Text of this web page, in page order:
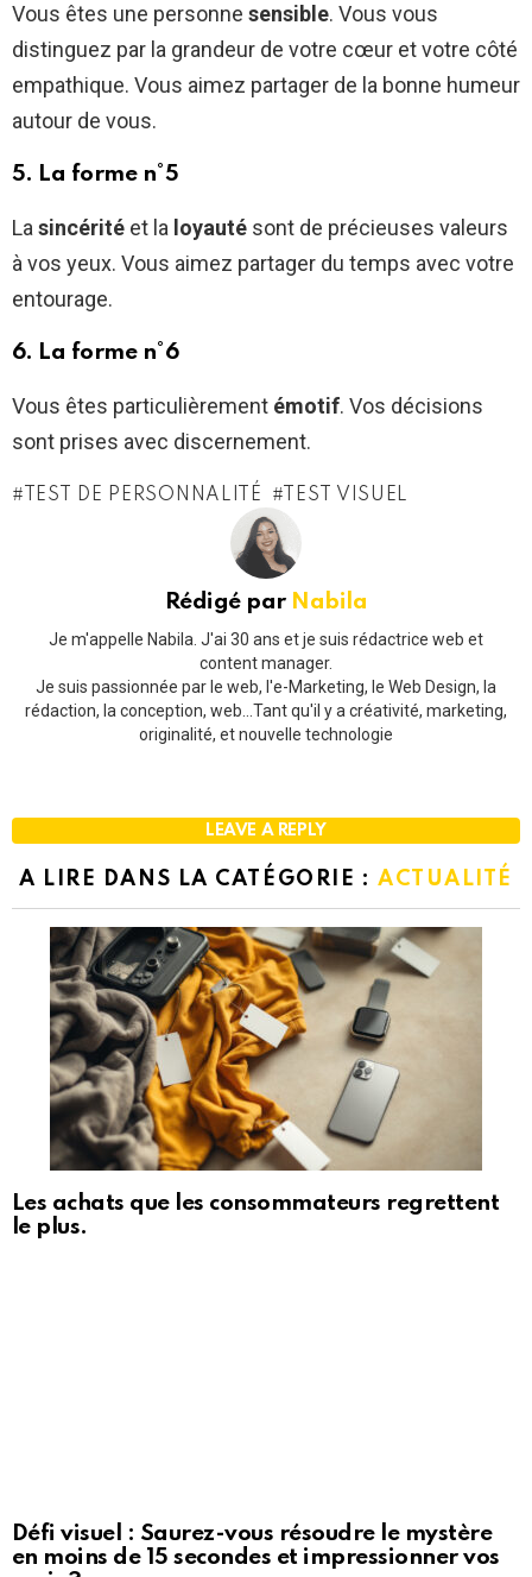
Vous êtes une personne sensible. Vous vous
distinguez par la grandeur de votre cœur et votre côté
empathique. Vous aimez partager de la bonne humeur
autour de vous.
5. La forme n°5
Lasincérité et la loyauté sont de précieuses valeurs
à vos yeux. Vous aimez partager du temps avec votre
entourage.
6. La forme n°6
Vous êtes particulièrement émotif. Vos décisions
sont prises avec discernement.
TEST DE PERSONNALITÉ TEST VISUEL
Rédigé par Nabila
Je m'appelle Nabila. J'ai 30 ans et je suis rédactrice web et
content manager.
Je suis passionnée par le web, l'e-Marketing, le Web Design, la
rédaction, la conception, web...Tant qu'il y a créativité, marketing,
originalité, et nouvelle technologie
LEAVE A REPLY
A LIRE DANS LA CATÉGORIE : ACTUALITÉ
Les achats que les consommateurs regrettent
le plus.
Défi visuel : Saurez-vous résoudre le mystère
en moins de 15 secondes et impressionner vos